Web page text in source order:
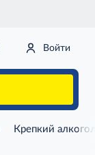
Войти
Крепкий